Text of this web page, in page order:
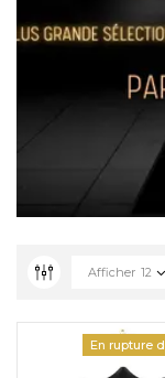
Afficher 12
En rupture